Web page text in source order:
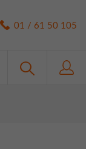
01 / 61 50 105